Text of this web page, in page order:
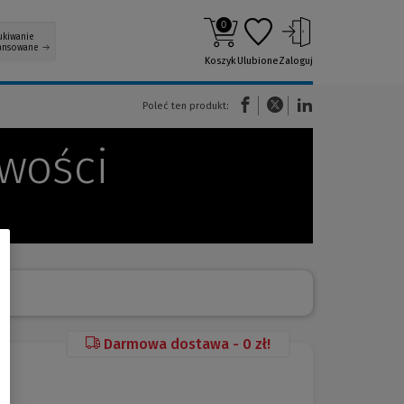
0
KoszykUlubioneZaloguj
Poleć ten produkt:
(Nowe okno)(Link do innej strony)
Darmowa dostawa - 0 zł!